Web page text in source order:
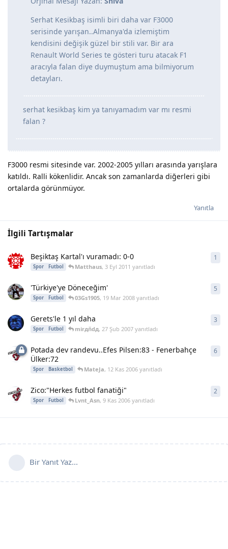
Serhat Kesikbaş isimli biri daha var F3000
serisinde yarışan..Almanya'da izlemiştim
kendisini değişik güzel bir stili var. Bir ara
Renault World Series te gösteri turu atacak F1
aracıyla falan diye duymuştum ama bilmiyorum
detayları.
serhat kesikbaş kim ya tanıyamadım var mı resmi
falan ?
F3000 resmi sitesinde var. 2002-2005 yılları arasında yarışlara
katıldı. Ralli kökenlidir. Ancak son zamanlarda diğerleri gibi
ortalarda görünmüyor.
Yanıtla
İlgili Tartışmalar
Beşiktaş Kartal'ı vuramadı: 0-0
Spor Futbol Matthaus, 3 Eyl 2011 yanıtladı
1
'Türkiye'ye Döneceğim'
Spor Futbol 03Gs1905, 19 Mar 2008yanıtladı
5
Gerets'le 1 yıl daha
Spor Futbol mirдňdд, 27 Şub 2007yanıtladı
3
Potada dev randevu..Efes Pilsen:83 - Fenerbahçe
Ülker:72
Spor Basketbol MateJa, 12 Kas 2006yanıtladı
6
Zico:"Herkes futbol fanatiği"
Spor Futbol Lvnt_Asn, 9 Kas 2006yanıtladı
2
Bir Yanıt Yaz...